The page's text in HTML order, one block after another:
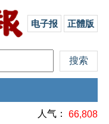
电子报 正體版
人气： 66,808